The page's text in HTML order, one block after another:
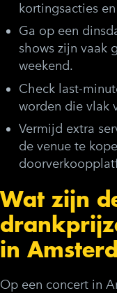
kortingsacties
Ga op een
shows zijn vaak
weekend.
Check last-
worden die vlak
Vermijd extra
de venue te
Wat zijn
in
Op een concert in